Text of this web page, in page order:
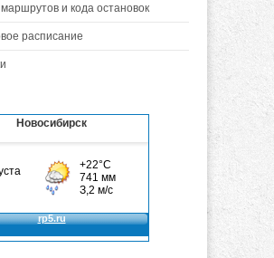
и кода остановок
расписание
Новосибирск